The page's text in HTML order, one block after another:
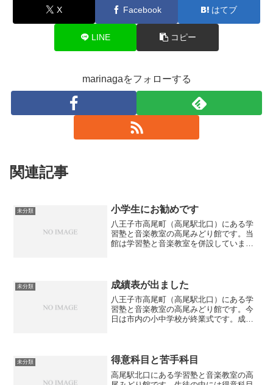
X Facebook はてブ
LINE コピー
marinagaをフォローする
関連記事
未分類 小学生にお勧めです
八王子市高尾町（高尾駅北口）にある学
習塾と音楽教室の高尾みどり館です。当
館は学習塾と音楽教室を併設していま
16：30～18：00まで塾...
未分類 成績表が出ました
八王子市高尾町（高尾駅北口）にある学
習塾と音楽教室の高尾みどり館です。今
日は市内の小中学校が終業式です。成績
生徒はやり方が間違っていな...
未分類 得意科目と苦手科目
高尾駅北口にある学習塾と音楽教室の高